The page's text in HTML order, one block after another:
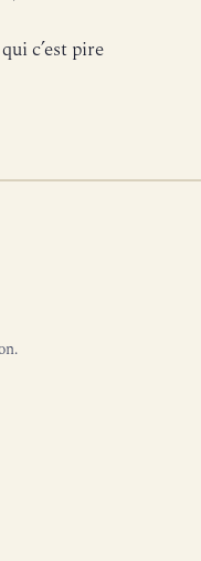
c’est pire